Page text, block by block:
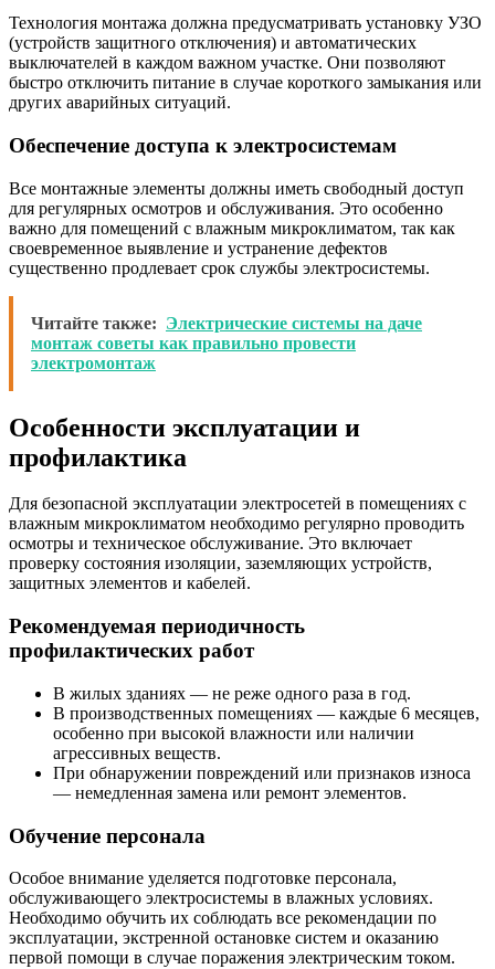
Технология монтажа должна предусматривать установку УЗО
(устройств защитного отключения) и автоматических
выключателей в каждом важном участке. Они позволяют
быстро отключить питание в случае короткого замыкания или
других аварийных ситуаций.
Обеспечение доступа к электросистемам
Все монтажные элементы должны иметь свободный доступ
для регулярных осмотров и обслуживания. Это особенно
важно для помещений с влажным микроклиматом, так как
своевременное выявление и устранение дефектов
существенно продлевает срок службы электросистемы.
Читайте также: Электрические системы на даче
монтаж советы как правильно провести
электромонтаж
Особенности эксплуатации и
профилактика
Для безопасной эксплуатации электросетей в помещениях с
влажным микроклиматом необходимо регулярно проводить
осмотры и техническое обслуживание. Это включает
проверку состояния изоляции, заземляющих устройств,
защитных элементов и кабелей.
Рекомендуемая периодичность
профилактических работ
В жилых зданиях — не реже одного раза в год.
В производственных помещениях — каждые 6 месяцев,
особенно при высокой влажности или наличии
агрессивных веществ.
При обнаружении повреждений или признаков износа
— немедленная замена или ремонт элементов.
Обучение персонала
Особое внимание уделяется подготовке персонала,
обслуживающего электросистемы в влажных условиях.
Необходимо обучить их соблюдать все рекомендации по
эксплуатации, экстренной остановке систем и оказанию
первой помощи в случае поражения электрическим током.